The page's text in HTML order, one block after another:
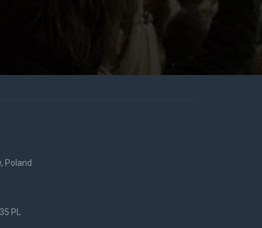
Poland
PL